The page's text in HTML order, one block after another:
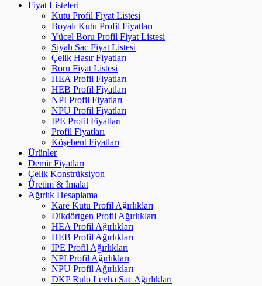
Fiyat Listeleri
Kutu Profil Fiyat Listesi
Boyalı Kutu Profil Fiyatları
Yücel Boru Profil Fiyat Listesi
Siyah Sac Fiyat Listesi
Çelik Hasır Fiyatları
Boru Fiyat Listesi
HEA Profil Fiyatları
HEB Profil Fiyatları
NPI Profil Fiyatları
NPU Profil Fiyatları
IPE Profil Fiyatları
Profil Fiyatları
Köşebent Fiyatları
Ürünler
Demir Fiyatları
Çelik Konstrüksiyon
Üretim & İmalat
Ağırlık Hesaplama
Kare Kutu Profil Ağırlıkları
Dikdörtgen Profil Ağırlıkları
HEA Profil Ağırlıkları
HEB Profil Ağırlıkları
IPE Profil Ağırlıkları
NPI Profil Ağırlıkları
NPU Profil Ağırlıkları
DKP Rulo Levha Sac Ağırlıkları